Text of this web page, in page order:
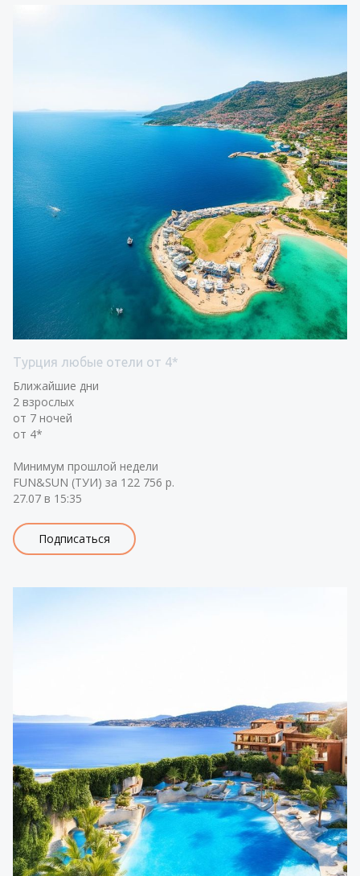
Турция любые отели от 4*
Ближайшие дни
2 взрослых
от 7 ночей
от 4*
Минимум прошлой недели
FUN&SUN (ТУИ) за 122 756 р.
27.07 в 15:35
Подписаться